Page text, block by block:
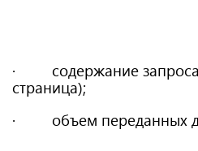
· содержание запроса
страница);
· объем переданных